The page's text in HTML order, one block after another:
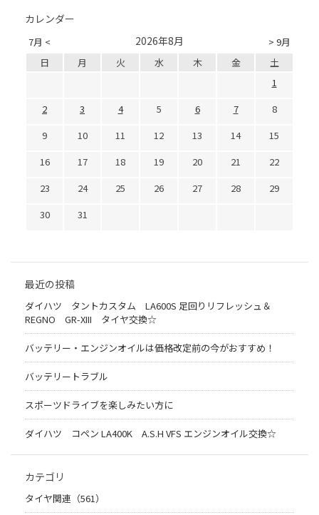
カレンダー
7月 < > 9月
2026年8月
日 月 火 水 木 金
土
1
2
3 4 5 6 7
8
9
10 11 12 13 14
15
16
17 18 19 20 21
22
23
24 25 26 27 28
29
30
31
最近の投稿
ダイハツ タントカスタム LA600S 足回りリフレッシュ＆
REGNO GR-XIII タイヤ交換☆
バッテリー・エンジンオイルは価格改定前の今がおすすめ！
バッテリートラブル
スポーツドライブを楽しみたい方に
ダイハツ コペン LA400K A.S.H VFS エンジンオイル交換☆
カテゴリ
タイヤ関連（561）